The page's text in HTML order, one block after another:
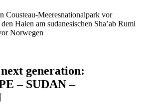
Cousteau-Meeresnationalpark vor
Haien am sudanesischen Sha’ab Rumi
Norwegen
generation:
– SUDAN –